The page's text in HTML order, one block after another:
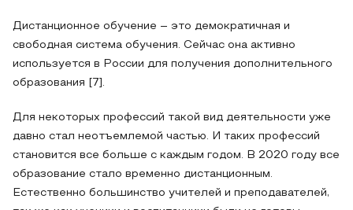
Дистанционное обучение – это демократичная и
свободная система обучения. Сейчас она активно
используется в России для получения дополнительного
образования [7].
Для некоторых профессий такой вид деятельности уже
давно стал неотъемлемой частью. И таких профессий
становится все больше с каждым годом. В 2020 году все
образование стало временно дистанционным.
Естественно большинство учителей и преподавателей,